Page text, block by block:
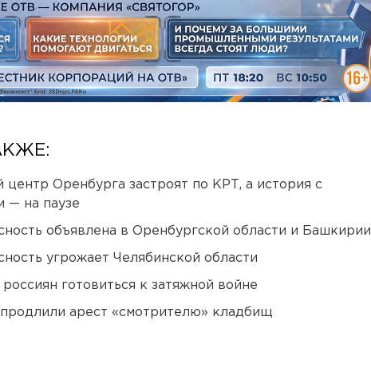
центр Оренбурга застроят по КРТ, а история с
— на паузе
объявлена в Оренбургской области и Башкирии
угрожает Челябинской области
готовиться к затяжной войне
арест «смотрителю» кладбищ